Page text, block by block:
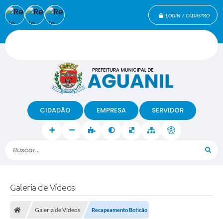
LOGIN / CADASTRO
Buscar...
CIDADÃO EMPRESA SERVIDOR
Galeria de Vídeos
Galeria de Vídeos Recapeamento Boticão